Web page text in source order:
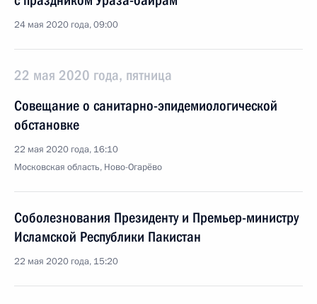
24 мая 2020 года, 09:00
22 мая 2020 года, пятница
Совещание о санитарно-эпидемиологической
обстановке
22 мая 2020 года, 16:10
Московская область, Ново-Огарёво
Соболезнования Президенту и Премьер-министру
Исламской Республики Пакистан
22 мая 2020 года, 15:20